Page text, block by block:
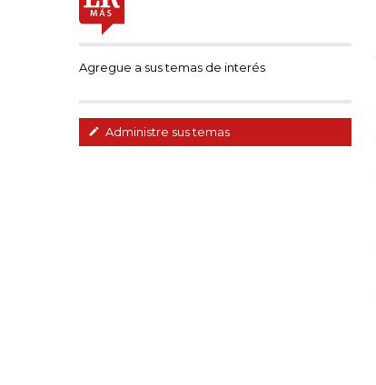
Agregue a sus temas de interés
Administre sus temas